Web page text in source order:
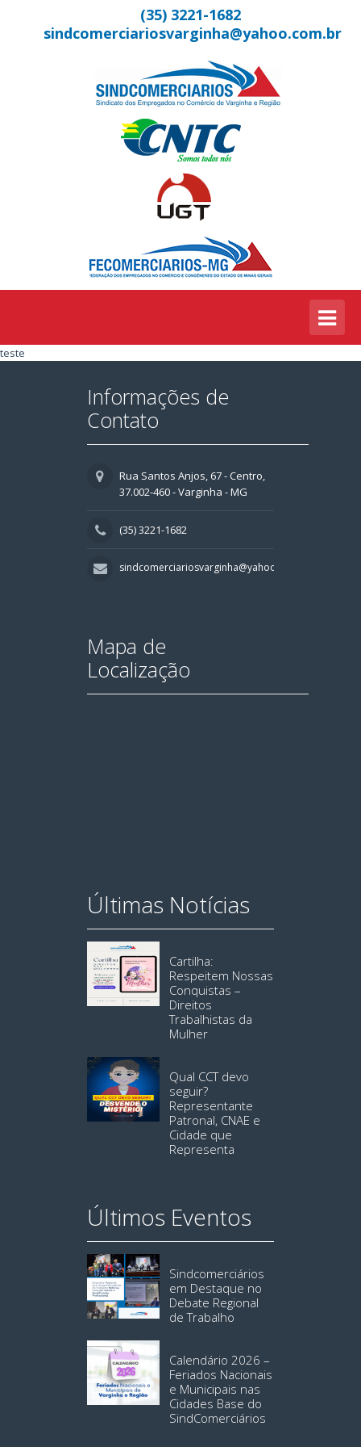
(35) 3221-1682
sindcomerciariosvarginha@yahoo.com.br
teste
Informações de
Contato
Rua Santos Anjos, 67 - Centro,
37.002-460 - Varginha - MG
(35) 3221-1682
sindcomerciariosvarginha@yahoo.com.br
Mapa de
Localização
Últimas Notícias
Cartilha:
Respeitem Nossas
Conquistas –
Direitos
Trabalhistas da
Mulher
Qual CCT devo
seguir?
Representante
Patronal, CNAE e
Cidade que
Representa
Últimos Eventos
Sindcomerciários
em Destaque no
Debate Regional
de Trabalho
Calendário 2026 –
Feriados Nacionais
e Municipais nas
Cidades Base do
SindComerciários